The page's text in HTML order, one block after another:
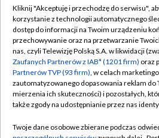
TVP
Abonament TVP
Emisja w TVP
Centrum informacji TVP
Naziemna Telewizja Cyfrowa
Regulamin
Polityka
Moje
Pomoc
Kliknij "Akceptuję i przechodzę do serwisu",
korzystanie z technologii automatycznego
dostęp do informacji na Twoim urządzeniu
przechowywanie oraz na przetwarzanie
nas, czyli Telewizję Polską S.A. w likwidacji
Zaufanych Partnerów z IAB* (1201 firm) oraz
Partnerów TVP (93 firm), w celach
zautomatyzowanego dopasowania reklam do
mierzenia ich skuteczności) i pozostałych,
także zgody na udostępnianie przez nas
Twoje dane osobowe zbierane podczas